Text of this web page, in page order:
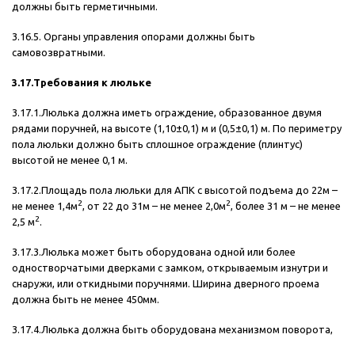
должны быть герметичными.
3.16.5. Органы управления опорами должны быть
самовозвратными.
3.17.Требования к люльке
3.17.1.Люлька должна иметь ограждение, образованное двумя
рядами поручней, на высоте (1,10±0,1) м и (0,5±0,1) м. По периметру
пола люльки должно быть сплошное ограждение (плинтус)
высотой не менее 0,1 м.
3.17.2.Площадь пола люльки для АПК с высотой подъема до 22м –
не менее 1,4м2, от 22 до 31м – не менее 2,0м2, более 31 м – не менее
2,5 м2.
3.17.3.Люлька может быть оборудована одной или более
одностворчатыми дверками с замком, открываемым изнутри и
снаружи, или откидными поручнями. Ширина дверного проема
должна быть не менее 450мм.
3.17.4.Люлька должна быть оборудована механизмом поворота,